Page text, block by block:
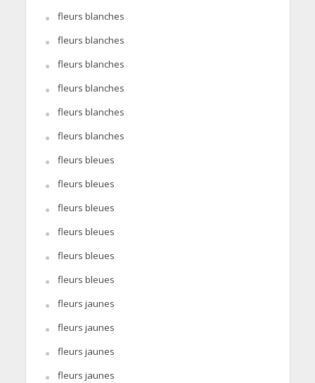
fleurs blanches
fleurs blanches
fleurs blanches
fleurs blanches
fleurs blanches
fleurs blanches
fleurs bleues
fleurs bleues
fleurs bleues
fleurs bleues
fleurs bleues
fleurs bleues
fleurs jaunes
fleurs jaunes
fleurs jaunes
fleurs jaunes